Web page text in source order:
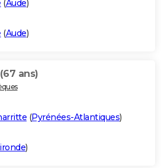
(Aude)
(Aude)
(67 ans)
(Pyrénées-Atlantiques)
)